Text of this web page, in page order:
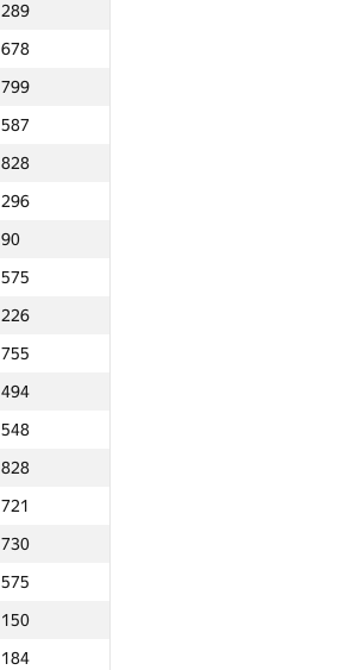
289
678
799
587
828
296
90
575
226
755
494
548
828
721
730
575
150
184
Min place